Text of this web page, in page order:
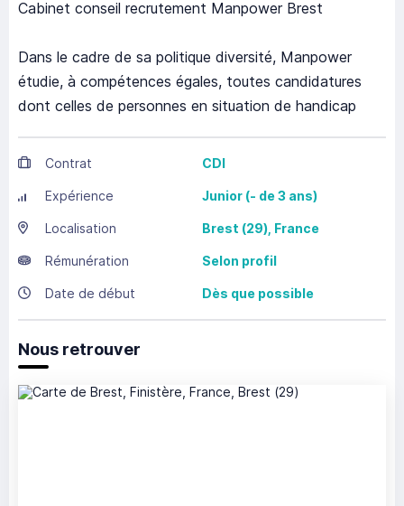
Cabinet conseil recrutement Manpower Brest
Dans le cadre de sa politique diversité, Manpower
étudie, à compétences égales, toutes candidatures
dont celles de personnes en situation de handicap
Contrat CDI
Expérience Junior (- de 3 ans)
Localisation Brest (29), France
Rémunération Selon profil
Date de début Dès que possible
Nous retrouver